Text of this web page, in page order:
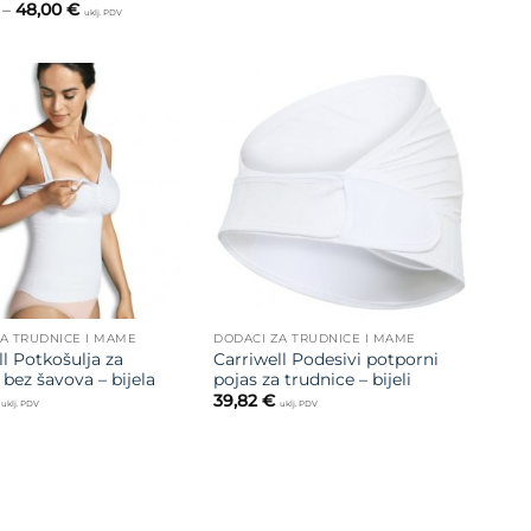
– 48,00€Raspon
cijena:
do
48,00 €
uklj. PDV
TRUDNICE I MAME
Potkošulja za
šavova – bijela
uklj. PDV
Dodajte
na listu
DODACI ZA TRUDNICE I MAME
Carriwell Podesivi potporni
pojas za trudnice – bijeli
39,82€ uklj. PDV